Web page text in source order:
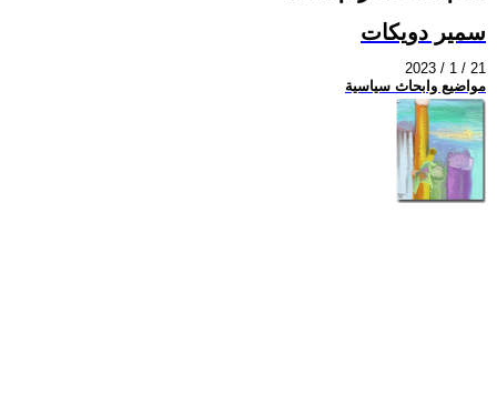
سمير دويكات
2023 / 1 / 21
مواضيع وابحاث سياسية